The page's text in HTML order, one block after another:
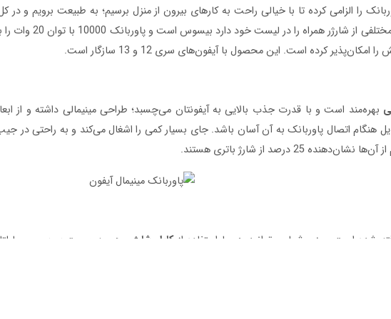
را الزامی کرده تا با خیالی راحت به کارهای بیرون از منزل برسیم؛ به طبیعت برویم و در
از شارژر همراه را در لیست خود دارد بیسوس
کرده است. این محصول با آیفون‌های سری 12 و 13 سازگار است.
هنگام اتصال پاوربانک به آن آسان باشد. جای بسیار کمی را اشغال می‌کند و به راحتی در
درصد از شارژ باتری هستند.
شده است. یعنی شما می‌توانید هم با استفاده از کابل شارژ و هم به صورت بی‌سیم